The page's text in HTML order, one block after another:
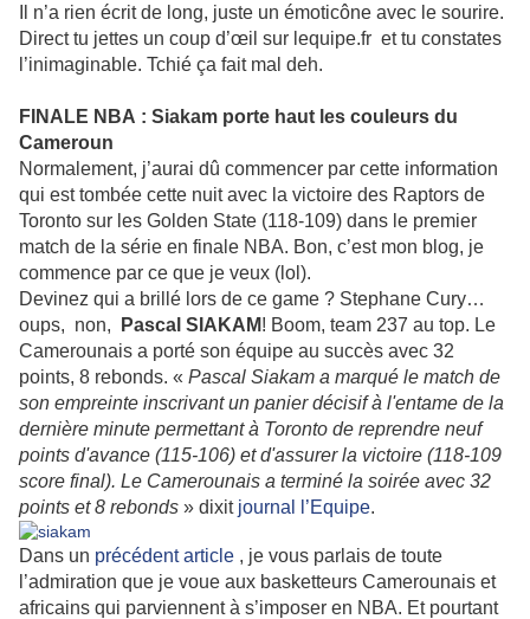
Il n’a rien écrit de long, juste un émoticône avec le sourire.
Direct tu jettes un coup d’œil sur lequipe.fr et tu constates
l’inimaginable. Tchié ça fait mal deh.
FINALE NBA : Siakam porte haut les couleurs du
Cameroun
Normalement, j’aurai dû commencer par cette information
qui est tombée cette nuit avec la victoire des Raptors de
Toronto sur les Golden State (118-109) dans le premier
match de la série en finale NBA. Bon, c’est mon blog, je
commence par ce que je veux (lol).
Devinez qui a brillé lors de ce game ? Stephane Cury…
oups, non,
Pascal SIAKAM! Boom, team 237 au top. Le
Camerounais a porté son équipe au succès avec 32
points, 8 rebonds. « Pascal Siakam a marqué le match de
son empreinte inscrivant un panier décisif à l'entame de la
dernière minute permettant à Toronto de reprendre neuf
points d'avance (115-106) et d'assurer la victoire (118-109
score final). Le Camerounais a terminé la soirée avec 32
points et 8 rebonds » dixit journal l’Equipe.
Dans un précédent article , je vous parlais de toute
l’admiration que je voue aux basketteurs Camerounais et
africains qui parviennent à s’imposer en NBA. Et pourtant